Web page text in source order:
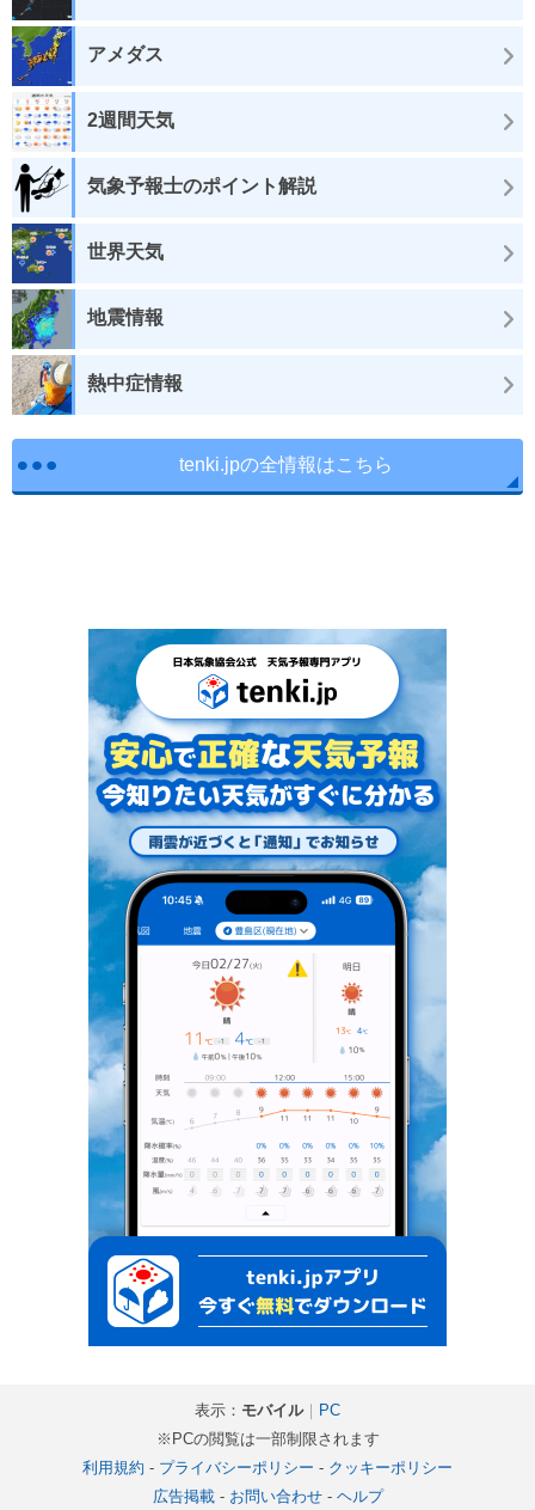
アメダス
2週間天気
気象予報士のポイント解説
世界天気
地震情報
熱中症情報
tenki.jpの全情報はこちら
表示： モバイル｜ PC
※PCの閲覧は一部制限されます
利用規約 - プライバシーポリシー - クッキーポリシー
広告掲載- お問い合わせ- ヘルプ